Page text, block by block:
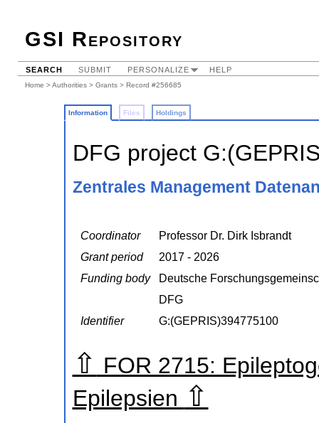
GSI Repository
SEARCH SUBMIT PERSONALIZE HELP
Home >Authorities > Grants > Record #256685
Information Files Holdings
DFG project
Zentrales Management
Coordinator
Professor Dr. Dirk Isbrandt
Grant period
2017 - 2026
Funding body
Deutsche
DFG
Identifier
G:(GEPRIS)394775100
⇧ FOR 2715:
Epilepsien ⇧